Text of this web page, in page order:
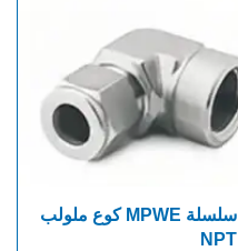
سلسلة MPWE كوع ملولب
NPT